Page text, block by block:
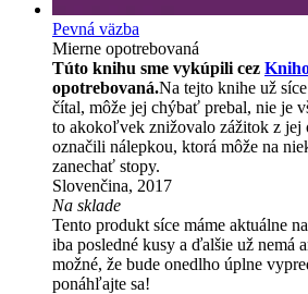
Pevná väzba
Mierne opotrebovaná
Túto knihu sme vykúpili cez
opotrebovaná.Na tejto knihe už
čítal, môže jej chýbať prebal, nie je
to akokoľvek znižovalo zážitok z jej
označili nálepkou, ktorá môže na
zanechať stopy.
Slovenčina, 2017
Na sklade
Tento produkt síce máme aktuálne
iba posledné kusy a ďalšie už nemá
možné, že bude onedlho úplne
ponáhľajte sa!